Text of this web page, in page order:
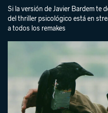
Si la versión de Javier Bardem te
del thriller psicológico está en
a todos los remakes